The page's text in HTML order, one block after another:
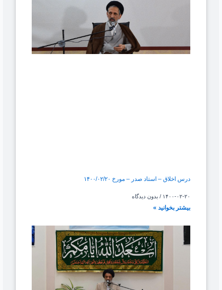
درس اخلاق – استاد صدر – مورخ ۱۴۰۰/۰۲/۲۰
۱۴۰۰-۰۲-۲۰ بدون دیدگاه
بیشتر بخوانید »